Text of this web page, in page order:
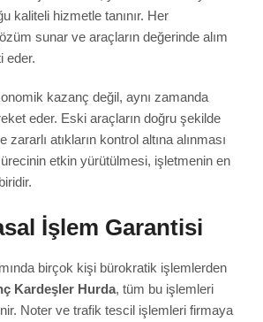
kaliteli hizmetle tanınır. Her
sunar ve araçların değerinde alım
eder.
kazanç değil, aynı zamanda
eder. Eski araçların doğru şekilde
atıkların kontrol altına alınması
etkin yürütülmesi, işletmenin en
İşlem Garantisi
birçok kişi bürokratik işlemlerden
Kardeşler Hurda, tüm bu işlemleri
Noter ve trafik tescil işlemleri firmaya